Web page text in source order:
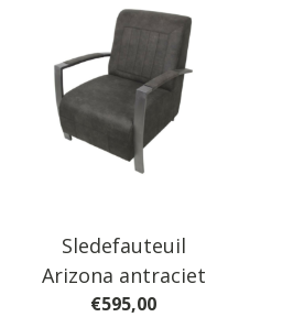
Sledefauteuil
Arizona antraciet
€595,00